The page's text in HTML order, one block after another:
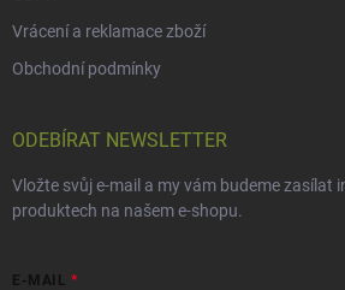
Vrácení a reklamace zboží
Obchodní podmínky
ODEBÍRAT NEWSLETTER
Vložte svůj e-mail a my vám budeme zasílat
produktech na našem e-shopu.
E-MAIL